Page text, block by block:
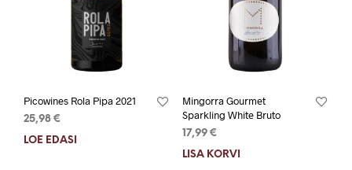
Picowines Rola Pipa 2021
25,98 €
LOE EDASI
Mingorra Gourmet
Sparkling White Bruto
17,99 €
LISA KORVI